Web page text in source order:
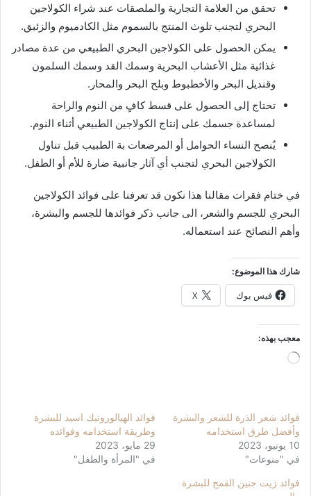
تحقق من العلامة التجارية والملصقات عند شراء الكولاجين
البحري لتجنب تلوث المنتج بالسموم مثل الكادميوم والزئبق.
يمكن الحصول على الكولاجين البحري الطبيعي من عدة مصادر
غذائية مثل الأعشاب البحرية وسمك القد وسمك السلمون
وقنديل البحر والأخطبوط وبلح البحر والمحار.
تحتاج إلى الحصول على قسط كافٍ من النوم والراحة
لمساعدة جسمك على إنتاج الكولاجين الطبيعي أثناء النوم.
يُنصح النساء الحوامل أو المرضعات بة الطبيب قبل تناول
الكولاجين البحري لتجنب أي آثار جانبية ضارة للأم أو الطفل.
في ختام فقرات مقالنا هذا نكون قد تعرفنا على فوائد الكولاجين
البحري للجسم والشعر، الى جانب ذكر فوائدها للجسم والبشرة،
وأهم النصائح عند استعماله.
شارك هذا الموضوع:
فيس بوك X
معجب بهذه:
جاري
فوائد شعر الذرة للشعر والبشرة
وأفضل طرق استخدامه
10 يونيو، 2023
في "منوعات"
فوائد الهيالورونيك اسيد للبشرة
وطريقة استخدامه وفوائده
29 مايو، 2023
في "المرأة والطفل"
فوائد زيت جنين القمح للبشرة